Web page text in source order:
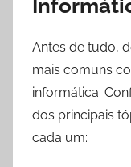
Antes de tudo,
mais comuns
informática.
dos principais
cada um: